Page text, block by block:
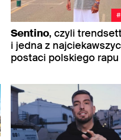
Sentino, czyli
i jedna z
postaci polskiego rapu